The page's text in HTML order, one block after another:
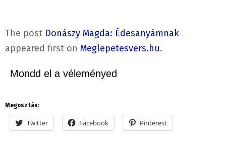
The post Donászy Magda: Édesanyámnak
appeared first on Meglepetesvers.hu.
Mondd el a véleményed
Megosztás:
Twitter Facebook Pinterest